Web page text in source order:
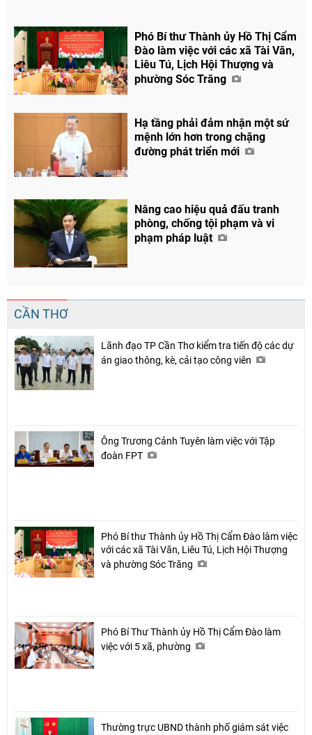
Phó Bí thư Thành ủy Hồ Thị Cẩm
Đào làm việc với các xã Tài Văn,
Liêu Tú, Lịch Hội Thượng và
phường Sóc Trăng
Hạ tầng phải đảm nhận một sứ
mệnh lớn hơn trong chặng
đường phát triển mới
Nâng cao hiệu quả đấu tranh
phòng, chống tội phạm và vi
phạm pháp luật
CẦN THƠ
Lãnh đạo TP Cần Thơ kiểm tra tiến độ các dự
án giao thông, kè, cải tạo công viên
Ông Trương Cảnh Tuyên làm việc với Tập
đoàn FPT
Phó Bí thư Thành ủy Hồ Thị Cẩm Đào làm việc
với các xã Tài Văn, Liêu Tú, Lịch Hội Thượng
và phường Sóc Trăng
Phó Bí Thư Thành ủy Hồ Thị Cẩm Đào làm
việc với 5 xã, phường
Thường trực UBND thành phố giám sát việc